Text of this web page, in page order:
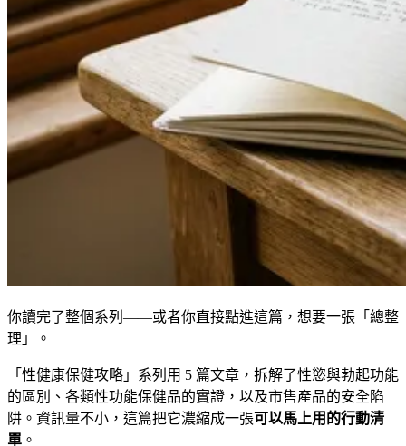
你讀完了整個系列——或者你直接點進這篇，想要一張「總整
理」。
「性健康保健攻略」系列用 5 篇文章，拆解了性慾與勃起功能
的區別、各類性功能保健品的實證，以及市售產品的安全陷
阱。資訊量不小，這篇把它濃縮成一張可以馬上用的行動清
單 。